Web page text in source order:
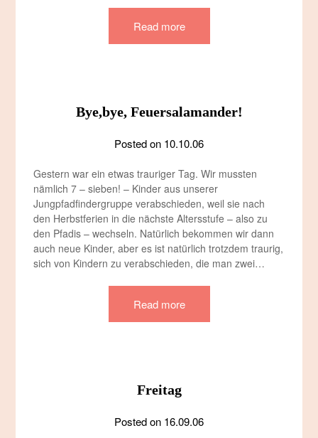
Read more
Bye,bye, Feuersalamander!
Posted on 10.10.06
Gestern war ein etwas trauriger Tag. Wir mussten
nämlich 7 – sieben! – Kinder aus unserer
Jungpfadfindergruppe verabschieden, weil sie nach
den Herbstferien in die nächste Altersstufe – also zu
den Pfadis – wechseln. Natürlich bekommen wir dann
auch neue Kinder, aber es ist natürlich trotzdem traurig,
sich von Kindern zu verabschieden, die man zwei…
Read more
Freitag
Posted on 16.09.06